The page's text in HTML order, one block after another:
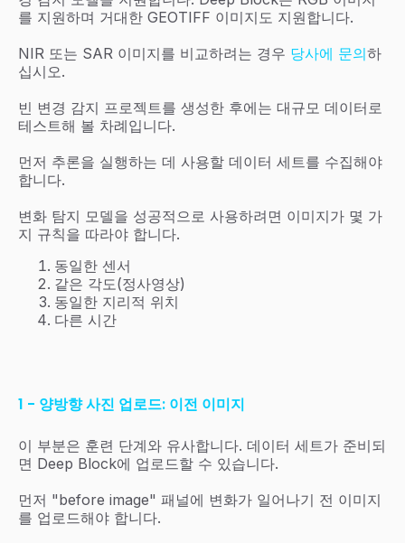
를 지원하며 거대한 GEOTIFF 이미지도 지원합니다.
NIR 또는 SAR 이미지를 비교하려는 경우 당사에 문의하
십시오.
빈 변경 감지 프로젝트를 생성한 후에는 대규모 데이터로
테스트해 볼 차례입니다.
먼저 추론을 실행하는 데 사용할 데이터 세트를 수집해야
합니다.
변화 탐지 모델을 성공적으로 사용하려면 이미지가 몇 가
지 규칙을 따라야 합니다.
동일한 센서
같은 각도(정사영상)
동일한 지리적 위치
다른 시간
1 - 양방향 사진 업로드: 이전 이미지
이 부분은 훈련 단계와 유사합니다. 데이터 세트가 준비되
면 Deep Block에 업로드할 수 있습니다.
먼저 "before image" 패널에 변화가 일어나기 전 이미지
를 업로드해야 합니다.